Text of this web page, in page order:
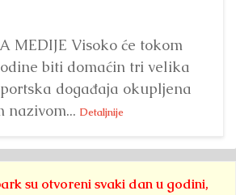
MEDIJE Visoko će tokom
biti domaćin tri velika
događaja okupljena
nazivom... Detaljnije
su otvoreni svaki dan u godini,